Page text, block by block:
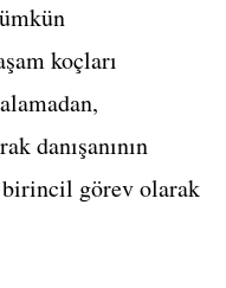
koçları
danışanının
birincil görev olarak